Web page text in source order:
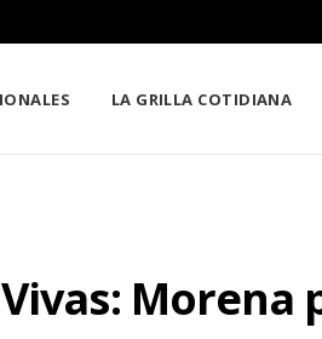
LA GRILLA COTIDIANA
Morena